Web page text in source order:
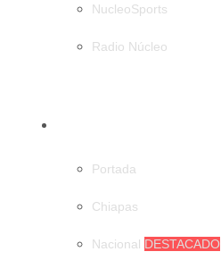
NucleoSports
Radio Núcleo
Portada
Chiapas
Nacional DESTACADO